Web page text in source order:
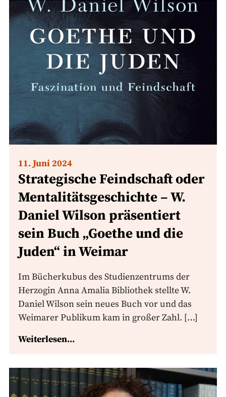
11. Juni 2024
Strategische Feindschaft oder
Mentalitätsgeschichte – W.
Daniel Wilson präsentiert
sein Buch „Goethe und die
Juden“ in Weimar
Im Bücherkubus des Studienzentrums der
Herzogin Anna Amalia Bibliothek stellte W.
Daniel Wilson sein neues Buch vor und das
Weimarer Publikum kam in großer Zahl. […]
Weiterlesen...